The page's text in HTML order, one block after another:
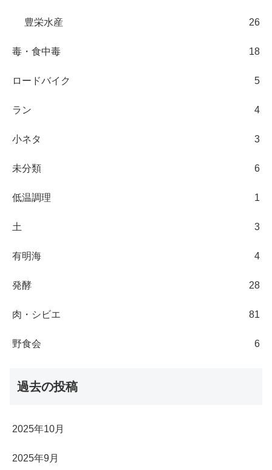
豊栄水産 26
毒・食中毒 18
ロードバイク 5
ラン 4
小ネタ 3
未分類 6
低温調理 1
土 3
有明海 4
発酵 28
肉・シビエ 81
野食会 6
過去の投稿
2025年10月
2025年9月